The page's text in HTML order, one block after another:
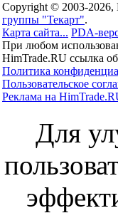
Copyright © 2003-2026,
группы "Текарт".
Карта сайта... PDA-
При любом
HimTrade.RU ссылка
Политика
Пользовательское
Реклама на
Для